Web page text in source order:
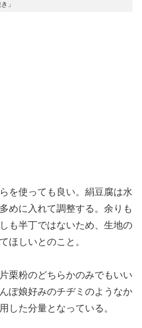
」
を使っても良い。絹豆腐は水
めに入れて調整する。余りも
も半丁ではないため、生地の
ほしいとのこと。
栗粉のどちらかのみでもいい
ぽ娘好みのチヂミのようなか
した分量となっている。